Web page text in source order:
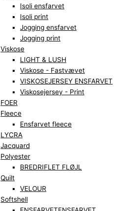
Isoli ensfarvet
Isoli print
Jogging ensfarvet
Jogging print
Viskose
LIGHT & LUSH
Viskose - Fastvævet
VISKOSEJERSEY ENSFARVET
Viskosejersey - Print
FOER
Fleece
Ensfarvet fleece
LYCRA
Jacquard
Polyester
BREDRIFLET FLØJL
Quilt
VELOUR
Softshell